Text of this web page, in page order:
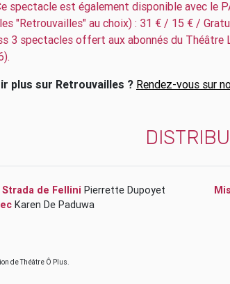
spectacle est également disponible avec le
"Retrouvailles" au choix) : 31 € / 15 € /
3 spectacles offert aux abonnés du Théâtre
plus sur Retrouvailles ? Rendez-vous sur
Strada de Fellini Pierrette Dupoyet
Karen De Paduwa
de Théâtre Ô Plus.